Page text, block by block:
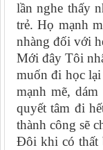
lần nghe thấy
trẻ. Họ mạnh
nhàng đối với
Mới đây Tôi
muốn đi học
mạnh mẽ,
quyết tâm đi
thành công sẽ
Đôi khi có thất